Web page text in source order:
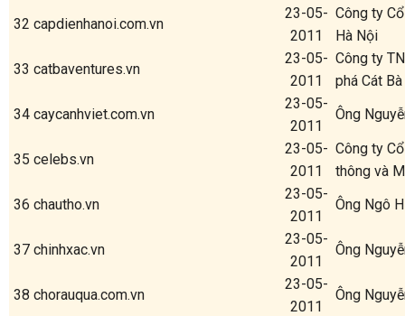
32 capdienhanoi.com.vn
23-05-
2011
Công ty
Hà Nội
33 catbaventures.vn
23-05-
2011
Công ty
phá Cát Bà
34 caycanhviet.com.vn
23-05-
2011
Ông
35 celebs.vn
23-05-
2011
Công ty
thông và
36 chautho.vn
23-05-
2011
Ông Ngô
37 chinhxac.vn
23-05-
2011
Ông
38 chorauqua.com.vn
23-05-
2011
Ông